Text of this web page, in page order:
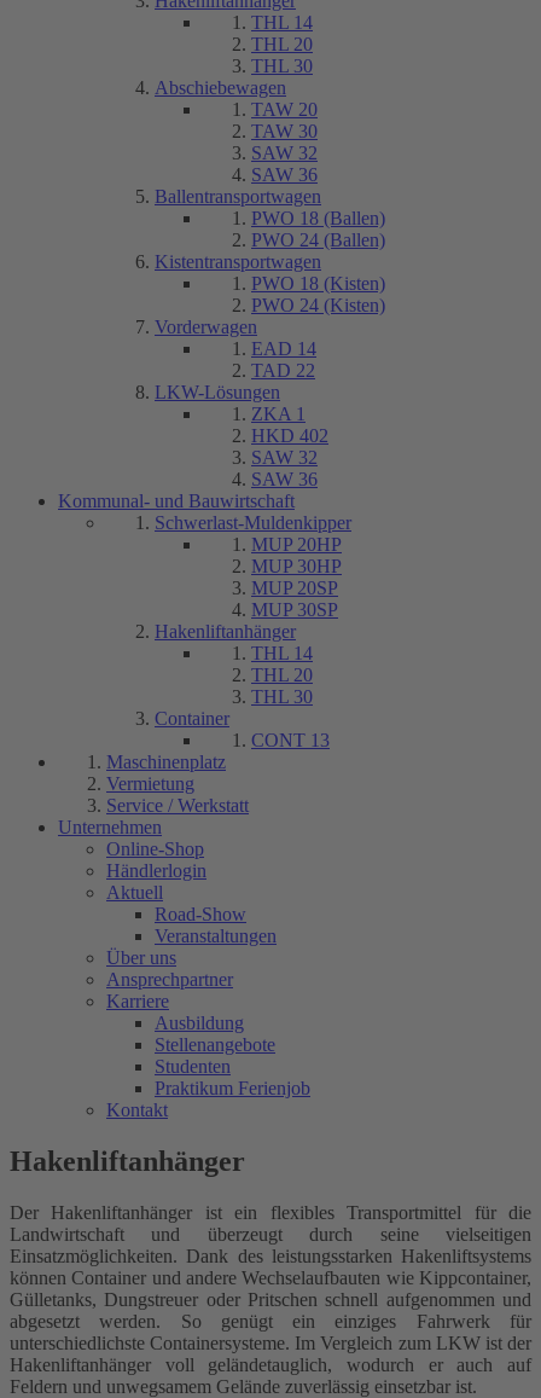
THL 14
THL 20
THL 30
Abschiebewagen
TAW 20
TAW 30
SAW 32
SAW 36
Ballentransportwagen
PWO 18 (Ballen)
PWO 24 (Ballen)
Kistentransportwagen
PWO 18 (Kisten)
PWO 24 (Kisten)
Vorderwagen
EAD 14
TAD 22
LKW-Lösungen
ZKA 1
HKD 402
SAW 32
SAW 36
Kommunal- und Bauwirtschaft
Schwerlast-Muldenkipper
MUP 20HP
MUP 30HP
MUP 20SP
MUP 30SP
Hakenliftanhänger
THL 14
THL 20
THL 30
Container
CONT 13
Maschinenplatz
Vermietung
Service / Werkstatt
Unternehmen
Online-Shop
Händlerlogin
Aktuell
Road-Show
Veranstaltungen
Über uns
Ansprechpartner
Karriere
Ausbildung
Stellenangebote
Studenten
Praktikum Ferienjob
Kontakt
Hakenliftanhänger
Der Hakenliftanhänger ist ein flexibles Transportmittel für die
Landwirtschaft und überzeugt durch seine vielseitigen
Einsatzmöglichkeiten. Dank des leistungsstarken Hakenliftsystems
können Container und andere Wechselaufbauten wie Kippcontainer,
Gülletanks, Dungstreuer oder Pritschen schnell aufgenommen und
abgesetzt werden. So genügt ein einziges Fahrwerk für
unterschiedlichste Containersysteme. Im Vergleich zum LKW ist der
Hakenliftanhänger voll geländetauglich, wodurch er auch auf
Feldern und unwegsamem Gelände zuverlässig einsetzbar ist.